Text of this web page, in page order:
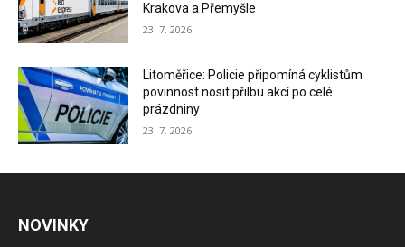
Krakova a Přemyšle
23. 7. 2026
Litoměřice: Policie připomíná cyklistům
povinnost nosit přilbu akcí po celé
prázdniny
23. 7. 2026
NOVINKY